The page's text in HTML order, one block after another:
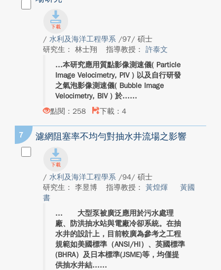
/ 水利及海洋工程學系 /97/ 碩士
研究生： 林士翔
指導教授： 許泰文
本研究應用質點影像測速儀( Particle
Image Velocimetry, PIV ) 以及自行研發
之氣泡影像測速儀( Bubble Image
Velocimetry, BIV ) 於...
點閱：258
下載：4
7 濾網阻塞率不均勻對抽水井流場之影響
/ 水利及海洋工程學系 /94/ 碩士
研究生： 李昱博
指導教授： 黃煌煇
黃國
書
大型泵被廣泛應用於污水處理
廠、防洪抽水站與電廠冷卻系統。在抽
水井的設計上，目前較廣為參考之工程
規範如美國標準（ANSI/HI）、英國標準
(BHRA）及日本標準(JSME)等，均僅提
供抽水井結...